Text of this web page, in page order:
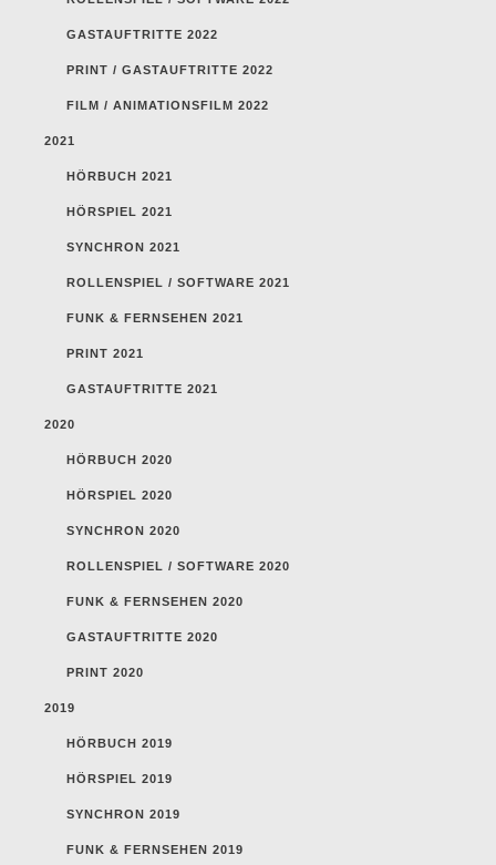
GASTAUFTRITTE 2022
PRINT / GASTAUFTRITTE 2022
FILM / ANIMATIONSFILM 2022
2021
HÖRBUCH 2021
HÖRSPIEL 2021
SYNCHRON 2021
ROLLENSPIEL / SOFTWARE 2021
FUNK & FERNSEHEN 2021
PRINT 2021
GASTAUFTRITTE 2021
2020
HÖRBUCH 2020
HÖRSPIEL 2020
SYNCHRON 2020
ROLLENSPIEL / SOFTWARE 2020
FUNK & FERNSEHEN 2020
GASTAUFTRITTE 2020
PRINT 2020
2019
HÖRBUCH 2019
HÖRSPIEL 2019
SYNCHRON 2019
FUNK & FERNSEHEN 2019